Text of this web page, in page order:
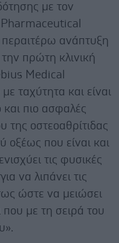
με τον
περαιτέρω ανάπτυξη
πρώτη κλινική
Medical
ταχύτητα και είναι
και πιο ασφαλές
της οστεοαθρίτιδας
οξέως που είναι και
τις φυσικές
να λιπάνει τις
ώστε να μειώσει
που με τη σειρά του